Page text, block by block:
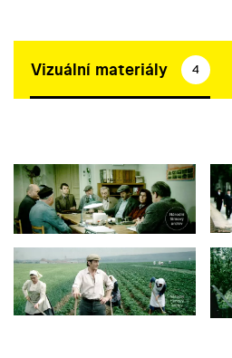
Vizuální materiály 4